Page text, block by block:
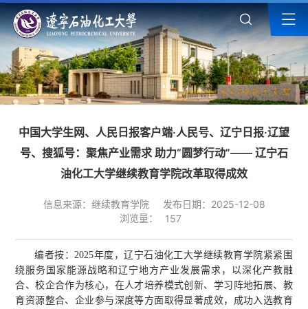
中国大学生网、人民日报客户端·人民号、辽宁日报·辽望
号、搜狐号：聚焦产业需求 助力“圆梦行动”—— 辽宁石
油化工大学继续教育学院改革取得成效
信息来源：继续教育学院
发布日期：2025-12-08
浏览量：
157
编者按：2025年度，辽宁石油化工大学继续教育学院紧紧围
绕服务国家能源战略和辽宁地方产业发展需求，以深化产教融
合、校企合作为核心，在人才培养模式创新、学习阵地拓展、教
育资源整合、企业参与深度等方面取得显著成效，成功入选教育